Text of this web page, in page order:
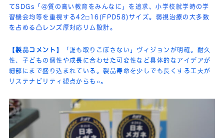
てSDGs「④質の高い教育をみんなに」を追求、小学校就学時の学
習機会均等を重視する42□16(FPD58)サイズ。弱視治療の大多数
を占める凸レンズ厚対応リム設計。
【製品コメント】
「誰も取りこぼさない」ヴィジョンが明確。耐久
性、子どもの個性や成長に合わせた可変性など具体的なアイデアが
細部にまで盛り込まれている。製品寿命を少しでも長くする工夫が
サステナビリティ観点からも○。